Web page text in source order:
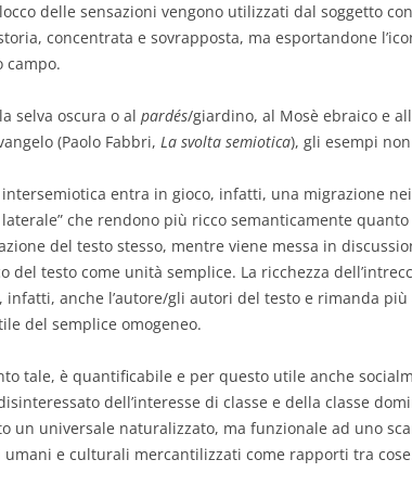
delle sensazioni vengono utilizzati dal soggetto
concentrata e sovrapposta, ma esportandone
campo.
selva oscura o al pardés/giardino, al Mosè ebraico e
(Paolo Fabbri, La svolta semiotica), gli esempi
entra in gioco, infatti, una migrazione
che rendono più ricco semanticamente
del testo stesso, mentre viene messa in
del testo come unità semplice. La ricchezza
infatti, anche l’autore/gli autori del testo e rimanda più
del semplice omogeneo.
tale, è quantificabile e per questo utile anche
dell’interesse di classe e della classe
un universale naturalizzato, ma funzionale ad uno
e culturali mercantilizzati come rapporti tra